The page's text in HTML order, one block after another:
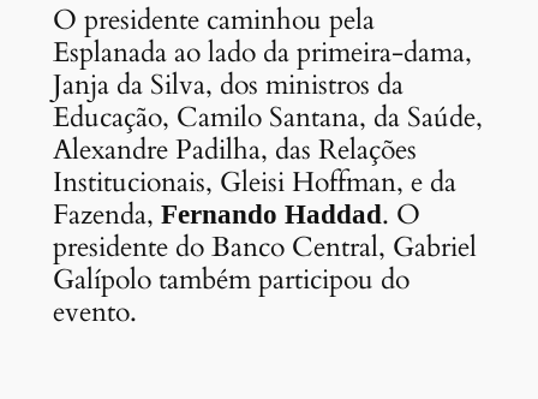
O presidente caminhou pela
Esplanada ao lado da primeira-dama,
Janja da Silva, dos ministros da
Educação, Camilo Santana, da Saúde,
Alexandre Padilha, das Relações
Institucionais, Gleisi Hoffman, e da
Fazenda, Fernando Haddad. O
presidente do Banco Central, Gabriel
Galípolo também participou do
evento.